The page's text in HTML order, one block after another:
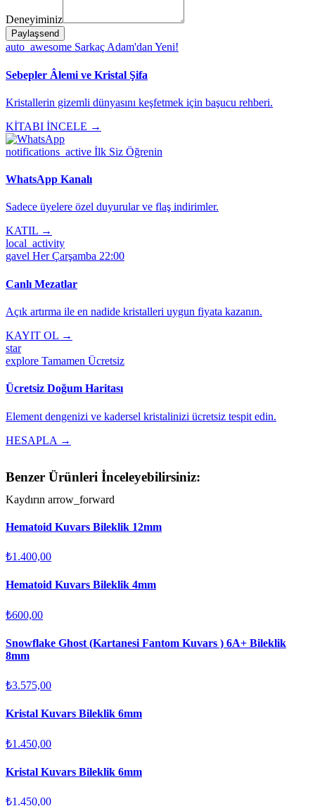
Deneyiminiz
Paylaşsend
auto_awesome Sarkaç Adam'dan Yeni!
Sebepler Âlemi ve Kristal Şifa
Kristallerin gizemli dünyasını keşfetmek için başucu rehberi.
KİTABI İNCELE →
notifications_active İlk Siz Öğrenin
WhatsApp Kanalı
Sadece üyelere özel duyurular ve flaş indirimler.
KATIL →
local_activity
gavel Her Çarşamba 22:00
Canlı Mezatlar
Açık artırma ile en nadide kristalleri uygun fiyata kazanın.
KAYIT OL →
star
explore Tamamen Ücretsiz
Ücretsiz Doğum Haritası
Element dengenizi ve kadersel kristalinizi ücretsiz tespit edin.
HESAPLA →
Benzer Ürünleri İnceleyebilirsiniz:
Kaydırın arrow_forward
Hematoid Kuvars Bileklik 12mm
₺1.400,00
Hematoid Kuvars Bileklik 4mm
₺600,00
Snowflake Ghost (Kartanesi Fantom Kuvars ) 6A+ Bileklik
8mm
₺3.575,00
Kristal Kuvars Bileklik 6mm
₺1.450,00
Kristal Kuvars Bileklik 6mm
₺1.450,00